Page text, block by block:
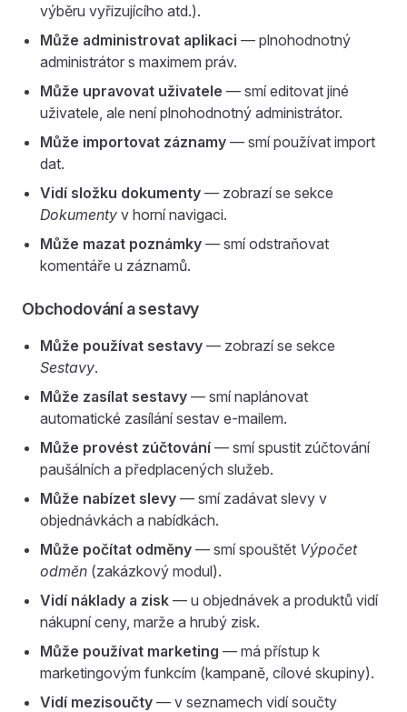
výběru vyřizujícího atd.).
Může administrovat aplikaci — plnohodnotný
administrátor s maximem práv.
Může upravovat uživatele — smí editovat jiné
uživatele, ale není plnohodnotný administrátor.
Může importovat záznamy — smí používat import
dat.
Vidí složku dokumenty — zobrazí se sekce
Dokumenty v horní navigaci.
Může mazat poznámky — smí odstraňovat
komentáře u záznamů.
Obchodování a sestavy
Může používat sestavy — zobrazí se sekce
Sestavy.
Může zasílat sestavy — smí naplánovat
automatické zasílání sestav e-mailem.
Může provést zúčtování — smí spustit zúčtování
paušálních a předplacených služeb.
Může nabízet slevy — smí zadávat slevy v
objednávkách a nabídkách.
Může počítat odměny — smí spouštět Výpočet
odměn (zakázkový modul).
Vidí náklady a zisk — u objednávek a produktů vidí
nákupní ceny, marže a hrubý zisk.
Může používat marketing — má přístup k
marketingovým funkcím (kampaně, cílové skupiny).
Vidí mezisoučty — v seznamech vidí součty